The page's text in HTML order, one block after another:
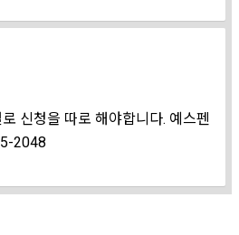
신청을 따로 해야합니다. 예스펜
2048